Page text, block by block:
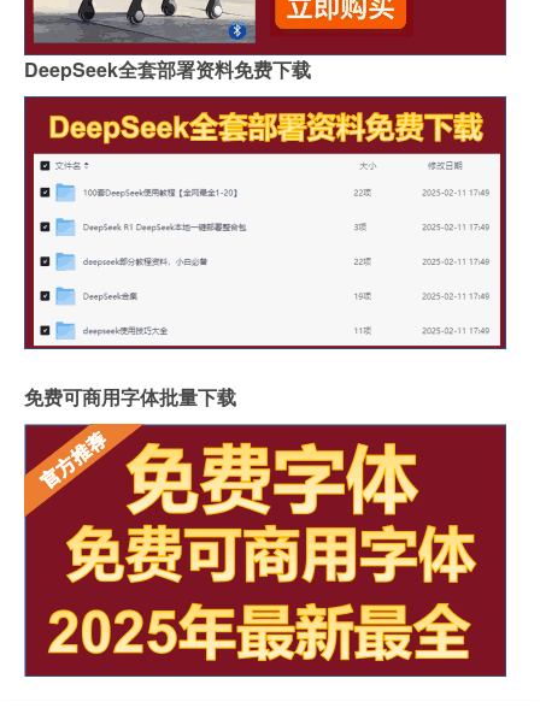
DeepSeek全套部署资料免费下载
免费可商用字体批量下载